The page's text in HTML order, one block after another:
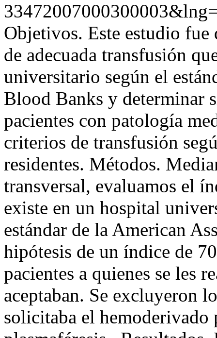
Objetivos. Este estudio fue
de adecuada transfusión
universitario según el
Blood Banks y determinar
pacientes con patología
criterios de transfusión
residentes. Métodos.
transversal, evaluamos el
existe en un hospital
estándar de la American
hipótesis de un índice de
pacientes a quienes se les
aceptaban. Se excluyeron
solicitaba el hemoderivado